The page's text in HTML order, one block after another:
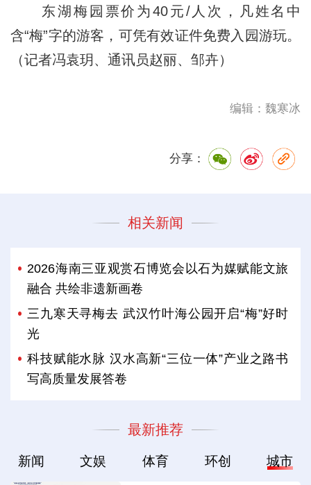
东湖梅园票价为40元/人次，凡姓名中
含“梅”字的游客，可凭有效证件免费入园游玩。
（记者冯袁玥、通讯员赵丽、邹卉）
编辑：魏寒冰
分享：
相关新闻
2026海南三亚观赏石博览会以石为媒赋能文旅
融合 共绘非遗新画卷
三九寒天寻梅去 武汉竹叶海公园开启“梅”好时
光
科技赋能水脉 汉水高新“三位一体”产业之路书
写高质量发展答卷
最新推荐
新闻 文娱 体育 环创 城市